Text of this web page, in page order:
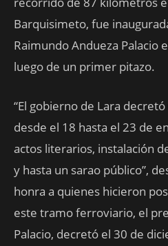
Barquisimeto, fue
Raimundo Andueza Palacio
luego de un primer pitazo.
“El gobierno de Lara
desde el 18 hasta el 23 de
actos literarios, instalación
y hasta un sarao público”,
honra a quienes hicieron
este tramo ferroviario, el
Palacio, decretó el 30 de